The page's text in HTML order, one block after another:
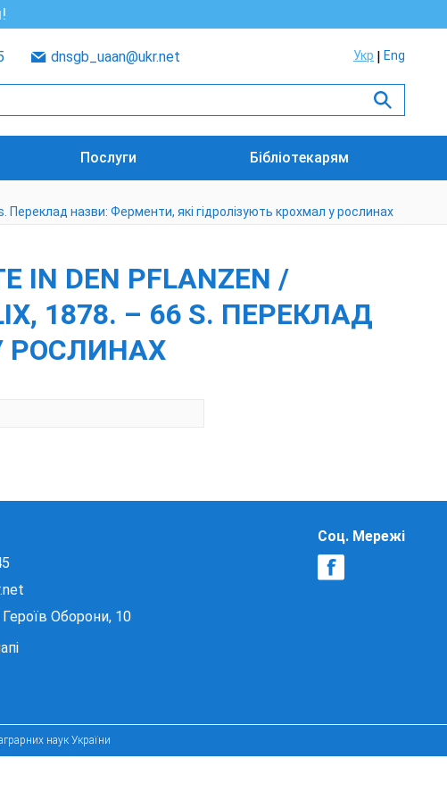
dnsgb_uaan@ukr.net Укр Eng
Послуги Бібліотекарям
назви: Ферменти, які гідролізують крохмал у рослинах
IN DEN PFLANZEN /
1878. – 66 S. ПЕРЕКЛАД
РОСЛИНАХ
Оборони, 10
Соц. Мережі
наук України